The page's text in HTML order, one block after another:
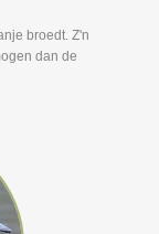
broedt. Z'n
dan de